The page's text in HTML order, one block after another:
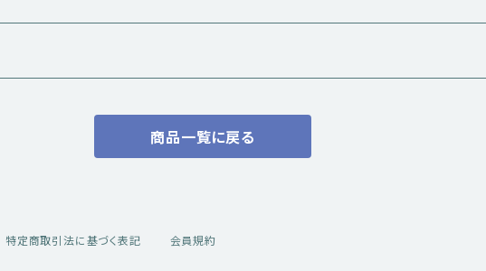
商品一覧に戻る
特定商取引法に基づく表記 会員規約